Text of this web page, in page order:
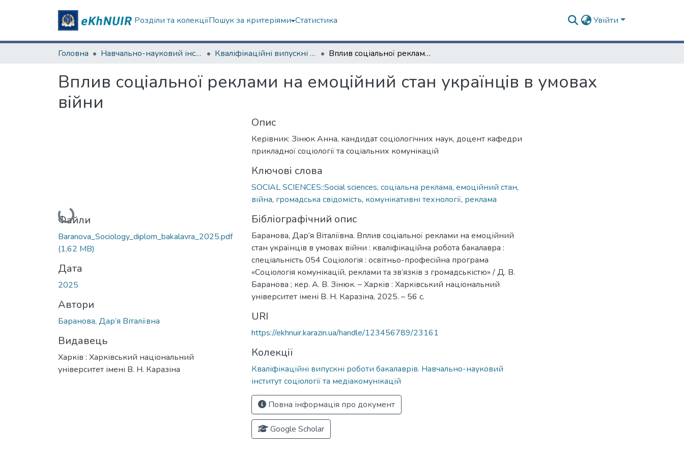
Розділи та колекціїПошук за критеріями Статистика Увійти
Головна Навчально-науковий інститут соціології та медіакомунікацій Кваліфікаційні випускні роботи бакалаврів. Навчально-науковий інститут соціології та медіакомунікацій Вплив соціальної реклами на емоційний стан українців в умовах війни
Вплив соціальної реклами на емоційний стан українців в умовах
війни
Вантажиться...
Файли
Baranova_Sociology_diplom_bakalavra_2025.pdf
(1,62 MB)
Дата
2025
Автори
Баранова, Дар’я Віталіївна
Видавець
Харків : Харківський національний
університет імені В. Н. Каразіна
Опис
Керівник: Зінюк Анна, кандидат соціологічних наук, доцент кафедри
прикладної соціології та соціальних комунікацій
Ключові слова
SOCIAL SCIENCES::Social sciences, соціальна реклама, емоційний стан,
війна, громадська свідомість, комунікативні технології, реклама
Бібліографічний опис
Баранова, Дар’я Віталіївна. Вплив соціальної реклами на емоційний
стан українців в умовах війни : кваліфікаційна робота бакалавра :
спеціальність 054 Соціологія : освітньо-професійна програма
«Соціологія комунікацій, реклами та зв’язків з громадськістю» / Д. В.
Баранова ; кер. А. В. Зінюк. – Харків : Харківський національний
університет імені В. Н. Каразіна, 2025. – 56 с.
URI
https://ekhnuir.karazin.ua/handle/123456789/23161
Колекції
Кваліфікаційні випускні роботи бакалаврів. Навчально-науковий
інститут соціології та медіакомунікацій
Повна інформація про документ
Google Scholar